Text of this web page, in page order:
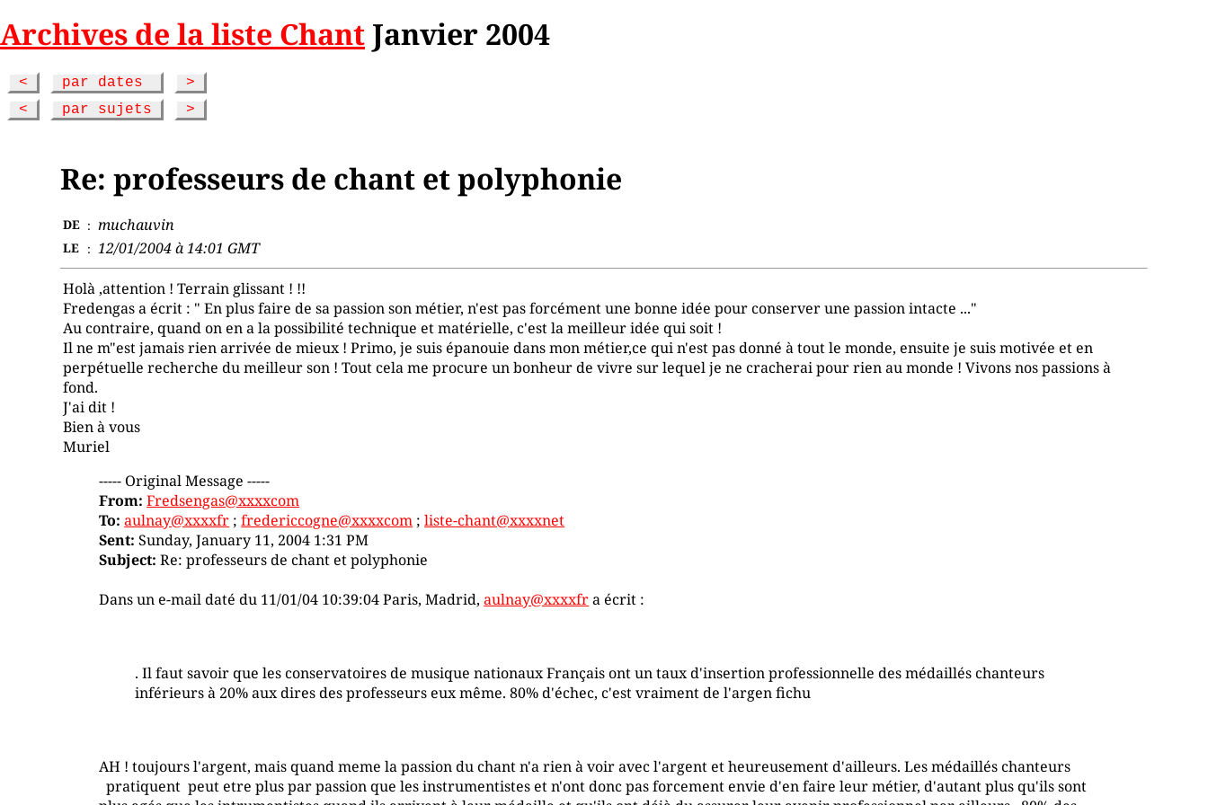
Archives de la liste Chant Janvier 2004
< par dates
>
<
par sujets >
Re: professeurs de chant et polyphonie
DE : muchauvin
LE : 12/01/2004 à 14:01 GMT
Holà ,attention ! Terrain glissant ! !!
Fredengas a écrit : " En plus faire de sa passion son métier, n'est pas forcément une bonne idée pour conserver une passion intacte ..."
Au contraire, quand on en a la possibilité technique et matérielle, c'est la meilleur idée qui soit !
Il ne m"est jamais rien arrivée de mieux ! Primo, je suis épanouie dans mon métier,ce qui n'est pas donné à tout le monde, ensuite je suis motivée et en
perpétuelle recherche du meilleur son ! Tout cela me procure un bonheur de vivre sur lequel je ne cracherai pour rien au monde ! Vivons nos passions à
fond.
J'ai dit !
Bien à vous
Muriel
----- Original Message -----
From: Fredsengas@xxxxcom
To: aulnay@xxxxfr ;fredericcogne@xxxxcom ;liste-chant@xxxxnet
Sent: Sunday, January 11, 2004 1:31 PM
Subject: Re: professeurs de chant et polyphonie
Dans un e-mail daté du 11/01/04 10:39:04 Paris, Madrid,aulnay@xxxxfra écrit :
. Il faut savoir que les conservatoires de musique nationaux Français ont un taux d'insertion professionnelle des médaillés chanteurs
inférieurs à 20% aux dires des professeurs eux même. 80% d'échec, c'est vraiment de l'argen fichu
AH ! toujours l'argent, mais quand meme la passion du chant n'a rien à voir avec l'argent et heureusement d'ailleurs. Les médaillés chanteurs
pratiquent peut etre plus par passion que les instrumentistes et n'ont donc pas forcement envie d'en faire leur métier, d'autant plus qu'ils sont